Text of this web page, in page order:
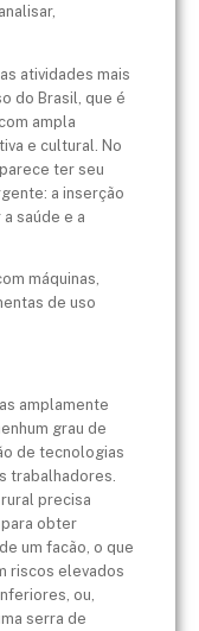
atividades mais
do Brasil, que é
ampla
e cultural. No
ter seu
a inserção
saúde e a
máquinas,
de uso
amplamente
grau de
de tecnologias
trabalhadores.
precisa
obter
um facão, o que
riscos elevados
ou,
serra de